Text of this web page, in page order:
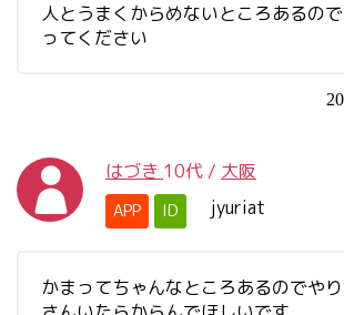
人とうまくからめないところあるの
ってください
はづき 10代 / 大阪
APP ID jyuriat
かまってちゃんなところあるのでや